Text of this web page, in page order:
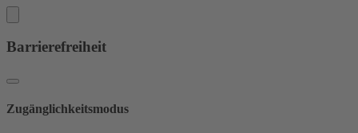
Barrierefreiheit
Zugänglichkeitsmodus